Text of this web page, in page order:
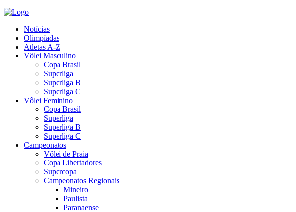
Notícias
Olimpíadas
Atletas A-Z
Vôlei Masculino
Copa Brasil
Superliga
Superliga B
Superliga C
Vôlei Feminino
Copa Brasil
Superliga
Superliga B
Superliga C
Campeonatos
Vôlei de Praia
Copa Libertadores
Supercopa
Campeonatos Regionais
Mineiro
Paulista
Paranaense